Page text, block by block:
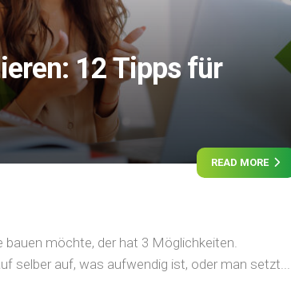
12 Tipps für
READ MORE
bauen möchte, der hat 3 Möglichkeiten.
selber auf, was aufwendig ist, oder man setzt...